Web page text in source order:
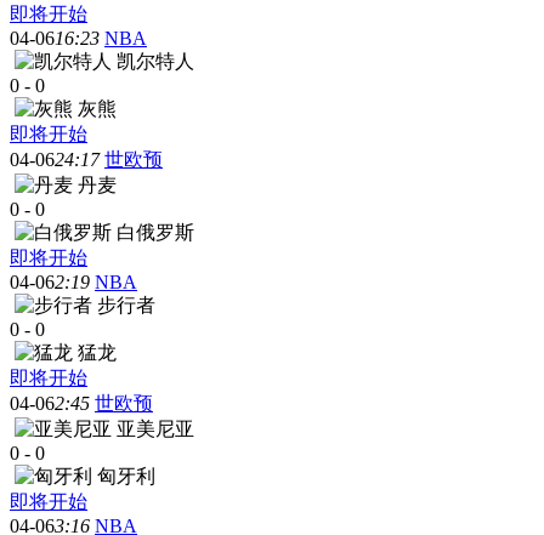
即将开始
04-0616:23 NBA
凯尔特人
0 - 0
灰熊
即将开始
04-0624:17 世欧预
丹麦
0 - 0
白俄罗斯
即将开始
04-062:19 NBA
步行者
0 - 0
猛龙
即将开始
04-062:45 世欧预
亚美尼亚
0 - 0
匈牙利
即将开始
04-063:16 NBA